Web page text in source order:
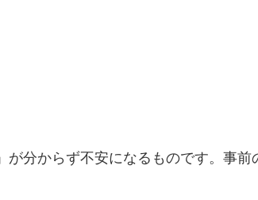
分からず不安になるものです。事